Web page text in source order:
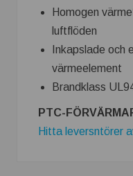
Homogen
luftflöden
Inkapslade och
värmeelement
Brandklass
PTC-
Hitta leversntörer